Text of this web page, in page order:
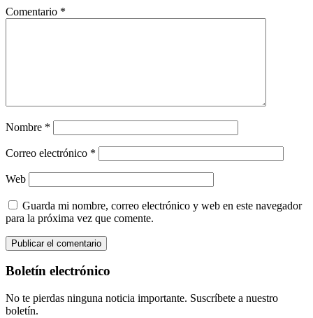
Comentario *
Nombre *
Correo electrónico *
Web
Guarda mi nombre, correo electrónico y web en este navegador
para la próxima vez que comente.
Boletín electrónico
No te pierdas ninguna noticia importante. Suscríbete a nuestro
boletín.